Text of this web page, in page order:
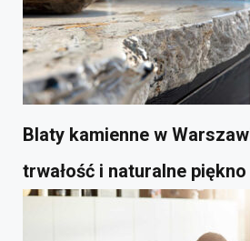
Blaty kamienne w
trwałość i naturalne